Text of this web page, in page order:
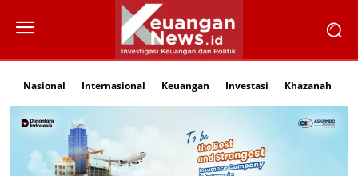
Nasional Internasional Keuangan Investasi Khazanah